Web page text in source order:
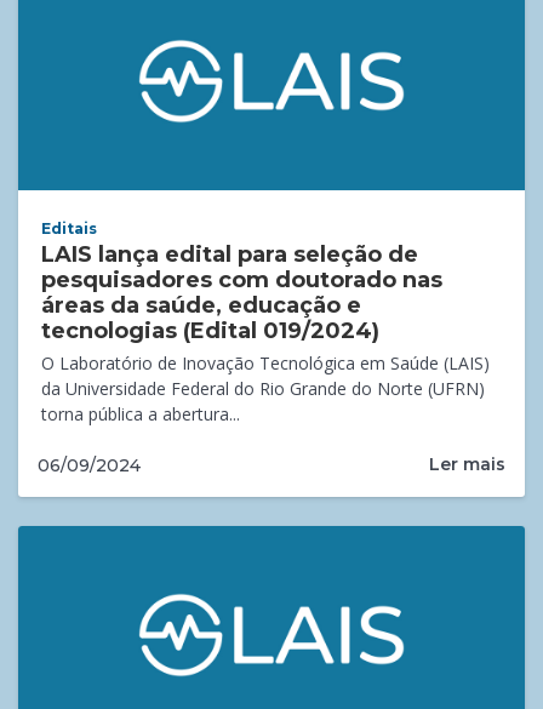
Editais
LAIS lança edital para seleção de
pesquisadores com doutorado nas
áreas da saúde, educação e
tecnologias (Edital 019/2024)
O Laboratório de Inovação Tecnológica em Saúde (LAIS)
da Universidade Federal do Rio Grande do Norte (UFRN)
torna pública a abertura...
06/09/2024 Ler mais